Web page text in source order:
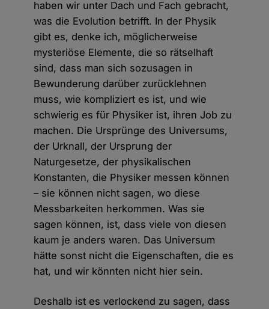
haben wir unter Dach und Fach gebracht,
was die Evolution betrifft. In der Physik
gibt es, denke ich, möglicherweise
mysteriöse Elemente, die so rätselhaft
sind, dass man sich sozusagen in
Bewunderung darüber zurücklehnen
muss, wie kompliziert es ist, und wie
schwierig es für Physiker ist, ihren Job zu
machen. Die Ursprünge des Universums,
der Urknall, der Ursprung der
Naturgesetze, der physikalischen
Konstanten, die Physiker messen können
– sie können nicht sagen, wo diese
Messbarkeiten herkommen. Was sie
sagen können, ist, dass viele von diesen
kaum je anders waren. Das Universum
hätte sonst nicht die Eigenschaften, die es
hat, und wir könnten nicht hier sein.
Deshalb ist es verlockend zu sagen, dass